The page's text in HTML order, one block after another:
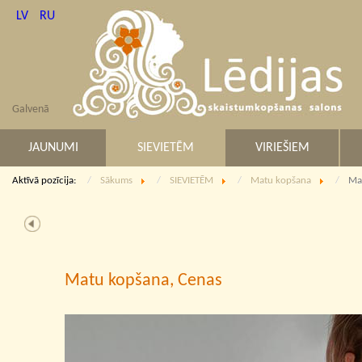
LV RU
Galvenā
JAUNUMI SIEVIETĒM VIRIEŠIEM
Aktīvā pozīcija: Sākums SIEVIETĒM Matu kopšana
Matu kopšana, Cenas